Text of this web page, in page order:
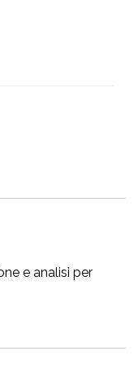
e analisi per